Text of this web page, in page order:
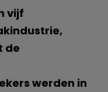
vijf
de
werden in